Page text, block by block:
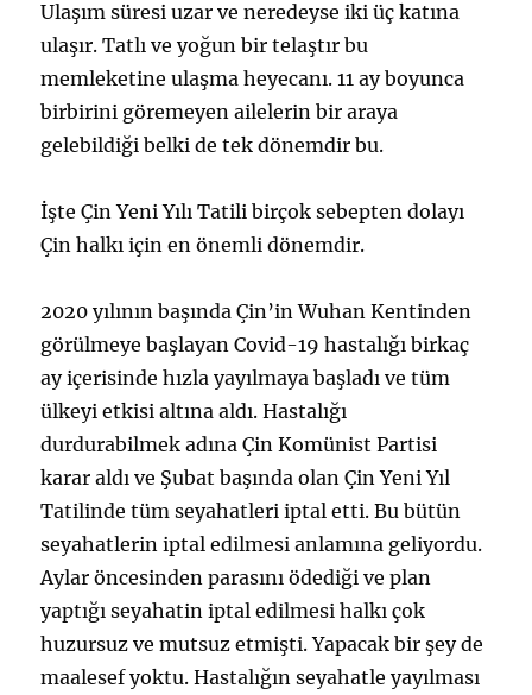
Ulaşım süresi uzar ve neredeyse iki üç katına
ulaşır. Tatlı ve yoğun bir telaştır bu
memleketine ulaşma heyecanı. 11 ay boyunca
birbirini göremeyen ailelerin bir araya
gelebildiği belki de tek dönemdir bu.
İşte Çin Yeni Yılı Tatili birçok sebepten dolayı
Çin halkı için en önemli dönemdir.
2020 yılının başında Çin’in Wuhan Kentinden
görülmeye başlayan Covid-19 hastalığı birkaç
ay içerisinde hızla yayılmaya başladı ve tüm
ülkeyi etkisi altına aldı. Hastalığı
durdurabilmek adına Çin Komünist Partisi
karar aldı ve Şubat başında olan Çin Yeni Yıl
Tatilinde tüm seyahatleri iptal etti. Bu bütün
seyahatlerin iptal edilmesi anlamına geliyordu.
Aylar öncesinden parasını ödediği ve plan
yaptığı seyahatin iptal edilmesi halkı çok
huzursuz ve mutsuz etmişti. Yapacak bir şey de
maalesef yoktu. Hastalığın seyahatle yayılması